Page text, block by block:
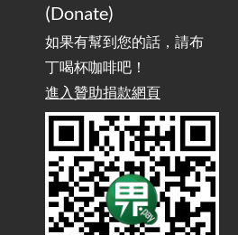
(Donate)
如果有幫到您的話，請布
丁喝杯咖啡吧！
進入贊助捐款網頁